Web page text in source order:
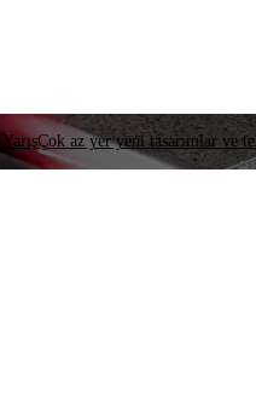
YarışÇok az yer yeni tasarımlar ve